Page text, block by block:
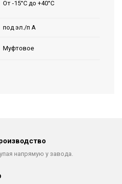
От -15°С до +40°С
под эл./п А
Муфтовое
напрямую у завода.